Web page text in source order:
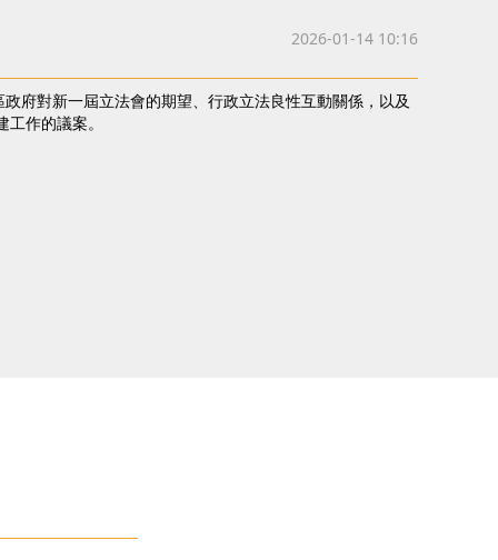
2026-01-14 10:16
府對新一屆立法會的期望、行政立法良性互動關係，以及
作的議案。